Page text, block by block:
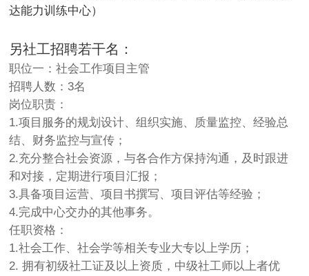
达能力训练中心）
另社工招聘若干名：
职位一：社会工作项目主管
招聘人数：3名
岗位职责：
1.项目服务的规划设计、组织实施、质量监控、经验总
结、财务监控与宣传；
2.充分整合社会资源，与各合作方保持沟通，及时跟进
和对接，定期进行项目汇报；
3.具备项目运营、项目书撰写、项目评估等经验；
4.完成中心交办的其他事务。
任职资格：
1.社会工作、社会学等相关专业大专以上学历；
2. 拥有初级社工证及以上资质，中级社工师以上者优